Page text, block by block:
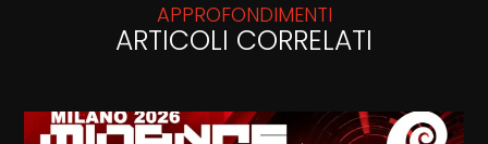
APPROFONDIMENTI
ARTICOLI CORRELATI